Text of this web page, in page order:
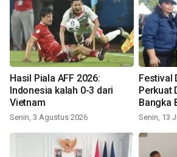
Hasil Piala AFF 2026:
Indonesia kalah 0-3 dari
Vietnam
Senin, 3 Agustus 2026
Festival
Perkuat
Bangka
Senin, 13